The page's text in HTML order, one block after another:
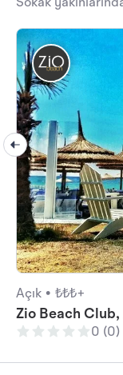
Sokak
Açık • ₺₺₺+
Zio Beach Club,
0 (0)